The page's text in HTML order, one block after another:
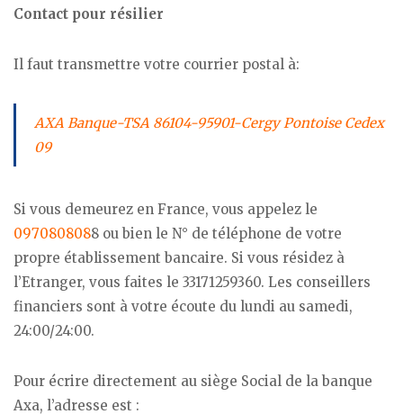
Contact pour résilier
Il faut transmettre votre courrier postal à:
AXA Banque-TSA 86104-95901-Cergy Pontoise Cedex
09
Si vous demeurez en France, vous appelez le
0970808088 ou bien le N° de téléphone de votre
propre établissement bancaire. Si vous résidez à
l’Etranger, vous faites le 33171259360. Les conseillers
financiers sont à votre écoute du lundi au samedi,
24:00/24:00.
Pour écrire directement au siège Social de la banque
Axa, l’adresse est :